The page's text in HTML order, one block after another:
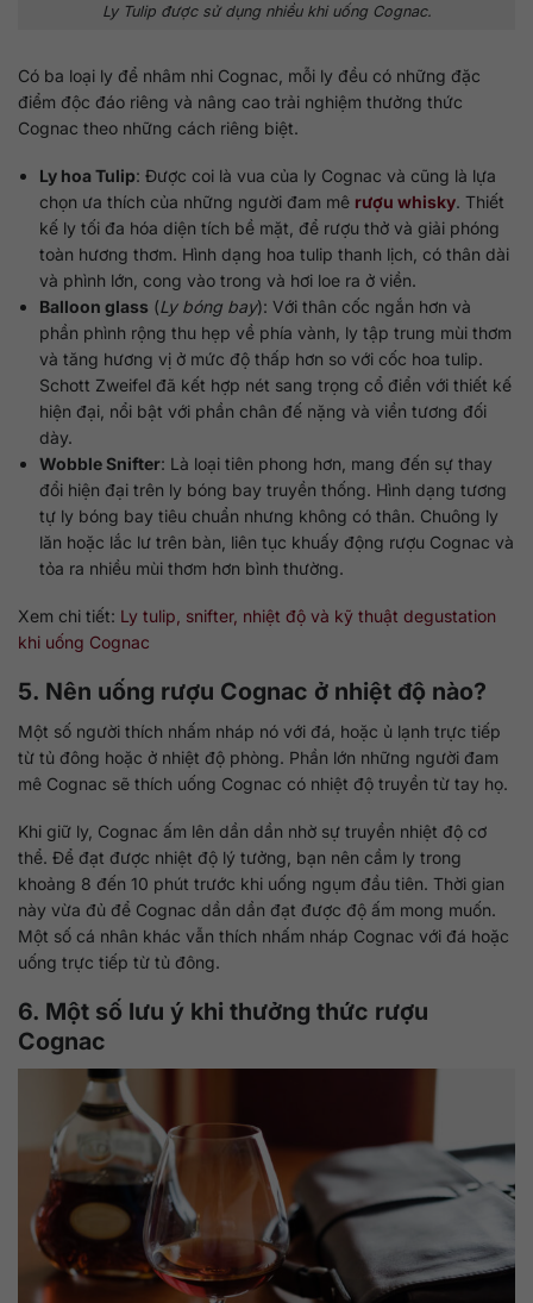
Ly Tulip được sử dụng nhiều khi uống Cognac.
Có ba loại ly để nhâm nhi Cognac, mỗi ly đều có những đặc
điểm độc đáo riêng và nâng cao trải nghiệm thưởng thức
Cognac theo những cách riêng biệt.
Ly hoa Tulip: Được coi là vua của ly Cognac và cũng là lựa
chọn ưa thích của những người đam mê rượu whisky. Thiết
kế ly tối đa hóa diện tích bề mặt, để rượu thở và giải phóng
toàn hương thơm. Hình dạng hoa tulip thanh lịch, có thân dài
và phình lớn, cong vào trong và hơi loe ra ở viền.
Balloon glass (Ly bóng bay): Với thân cốc ngắn hơn và
phần phình rộng thu hẹp về phía vành, ly tập trung mùi thơm
và tăng hương vị ở mức độ thấp hơn so với cốc hoa tulip.
Schott Zweifel đã kết hợp nét sang trọng cổ điển với thiết kế
hiện đại, nổi bật với phần chân đế nặng và viền tương đối
dày.
Wobble Snifter: Là loại tiên phong hơn, mang đến sự thay
đổi hiện đại trên ly bóng bay truyền thống. Hình dạng tương
tự ly bóng bay tiêu chuẩn nhưng không có thân. Chuông ly
lăn hoặc lắc lư trên bàn, liên tục khuấy động rượu Cognac và
tỏa ra nhiều mùi thơm hơn bình thường.
Xem chi tiết: Ly tulip, snifter, nhiệt độ và kỹ thuật degustation
khi uống Cognac
5. Nên uống rượu Cognac ở nhiệt độ nào?
Một số người thích nhấm nháp nó với đá, hoặc ủ lạnh trực tiếp
từ tủ đông hoặc ở nhiệt độ phòng. Phần lớn những người đam
mê Cognac sẽ thích uống Cognac có nhiệt độ truyền từ tay họ.
Khi giữ ly, Cognac ấm lên dần dần nhờ sự truyền nhiệt độ cơ
thể. Để đạt được nhiệt độ lý tưởng, bạn nên cầm ly trong
khoảng 8 đến 10 phút trước khi uống ngụm đầu tiên. Thời gian
này vừa đủ để Cognac dần dần đạt được độ ấm mong muốn.
Một số cá nhân khác vẫn thích nhấm nháp Cognac với đá hoặc
uống trực tiếp từ tủ đông.
6. Một số lưu ý khi thưởng thức rượu
Cognac